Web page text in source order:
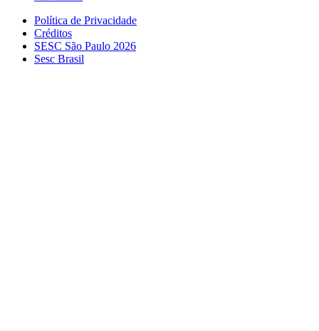
Política de Privacidade
Créditos
SESC São Paulo 2026
Sesc Brasil